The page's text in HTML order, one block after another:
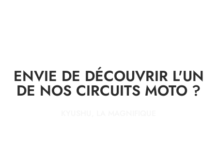
ENVIE DE DÉCOUVRIR L'UN
DE NOS CIRCUITS MOTO ?